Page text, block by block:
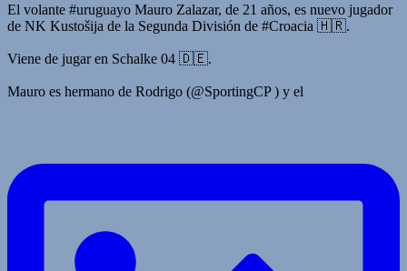
El volante #uruguayo Mauro Zalazar, de 21 años, es nuevo jugador
de NK Kustošija de la Segunda División de #Croacia 🇭🇷.
Viene de jugar en Schalke 04 🇩🇪.
Mauro es hermano de Rodrigo (@SportingCP ) y el